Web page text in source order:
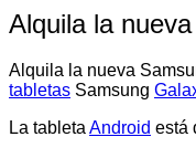
Alquila la
Alquila la nueva
tabletas Samsung
La tableta Android está